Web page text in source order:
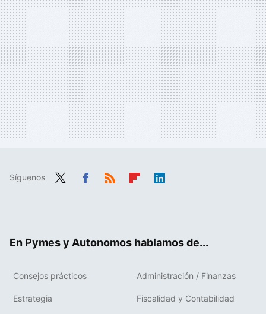
Síguenos
En Pymes y Autonomos hablamos de...
Consejos prácticos Administración / Finanzas
Estrategia Fiscalidad y Contabilidad